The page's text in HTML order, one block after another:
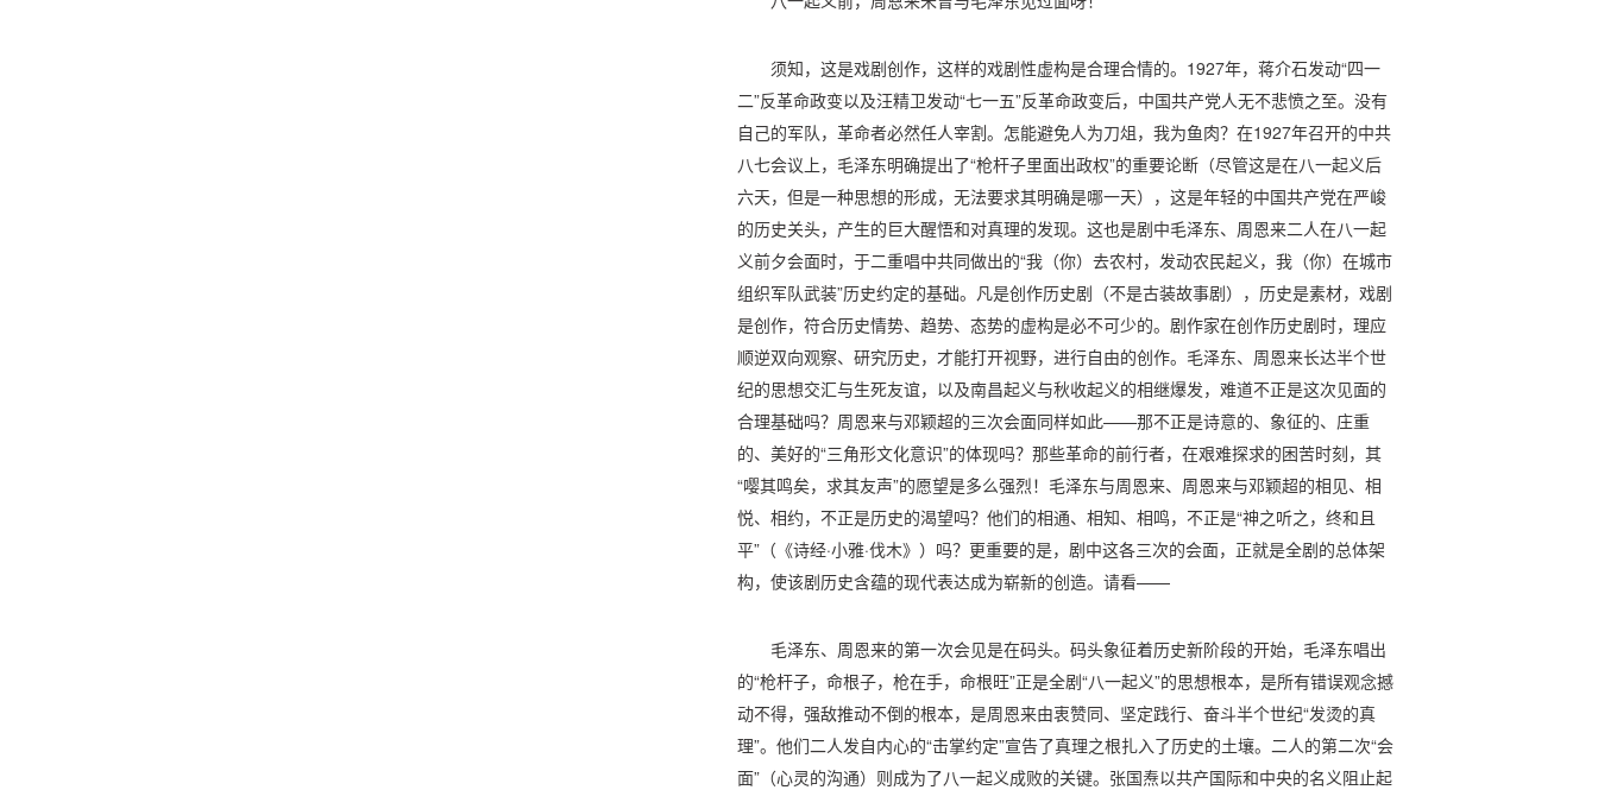
须知，这是戏剧创作，这样的戏剧性虚构是合理合情的。1927年，蒋介石发动“四一
二”反革命政变以及汪精卫发动“七一五”反革命政变后，中国共产党人无不悲愤之至。没有
自己的军队，革命者必然任人宰割。怎能避免人为刀俎，我为鱼肉？在1927年召开的中共
八七会议上，毛泽东明确提出了“枪杆子里面出政权”的重要论断（尽管这是在八一起义后
六天，但是一种思想的形成，无法要求其明确是哪一天），这是年轻的中国共产党在严峻
的历史关头，产生的巨大醒悟和对真理的发现。这也是剧中毛泽东、周恩来二人在八一起
义前夕会面时，于二重唱中共同做出的“我（你）去农村，发动农民起义，我（你）在城市
组织军队武装”历史约定的基础。凡是创作历史剧（不是古装故事剧），历史是素材，戏剧
是创作，符合历史情势、趋势、态势的虚构是必不可少的。剧作家在创作历史剧时，理应
顺逆双向观察、研究历史，才能打开视野，进行自由的创作。毛泽东、周恩来长达半个世
纪的思想交汇与生死友谊，以及南昌起义与秋收起义的相继爆发，难道不正是这次见面的
合理基础吗？周恩来与邓颖超的三次会面同样如此——那不正是诗意的、象征的、庄重
的、美好的“三角形文化意识”的体现吗？那些革命的前行者，在艰难探求的困苦时刻，其
“嘤其鸣矣，求其友声”的愿望是多么强烈！毛泽东与周恩来、周恩来与邓颖超的相见、相
悦、相约，不正是历史的渴望吗？他们的相通、相知、相鸣，不正是“神之听之，终和且
平”（《诗经·小雅·伐木》）吗？更重要的是，剧中这各三次的会面，正就是全剧的总体架
构，使该剧历史含蕴的现代表达成为崭新的创造。请看——
毛泽东、周恩来的第一次会见是在码头。码头象征着历史新阶段的开始，毛泽东唱出
的“枪杆子，命根子，枪在手，命根旺”正是全剧“八一起义”的思想根本，是所有错误观念撼
动不得，强敌推动不倒的根本，是周恩来由衷赞同、坚定践行、奋斗半个世纪“发烫的真
理”。他们二人发自内心的“击掌约定”宣告了真理之根扎入了历史的土壤。二人的第二次“会
面”（心灵的沟通）则成为了八一起义成败的关键。张国焘以共产国际和中央的名义阻止起